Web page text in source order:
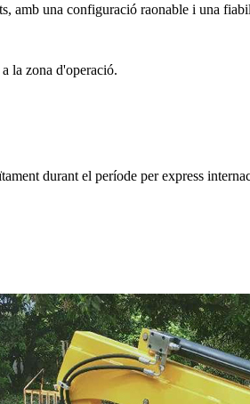
amb una configuració raonable i una
la zona d'operació.
durant el període per express